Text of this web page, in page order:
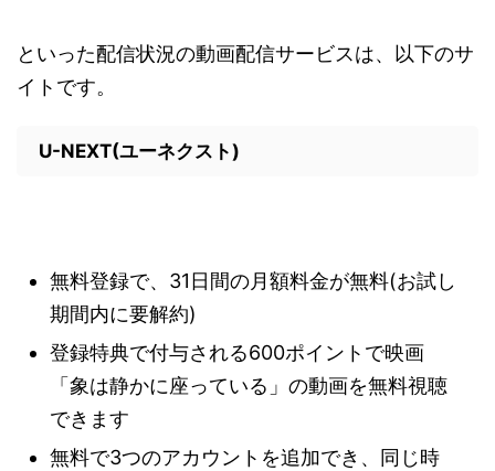
といった配信状況の動画配信サービスは、以下のサ
イトです。
U-NEXT(ユーネクスト)
無料登録で、31日間の月額料金が無料(お試し
期間内に要解約)
登録特典で付与される600ポイントで映画
「象は静かに座っている」の動画を無料視聴
できます
無料で3つのアカウントを追加でき、同じ時